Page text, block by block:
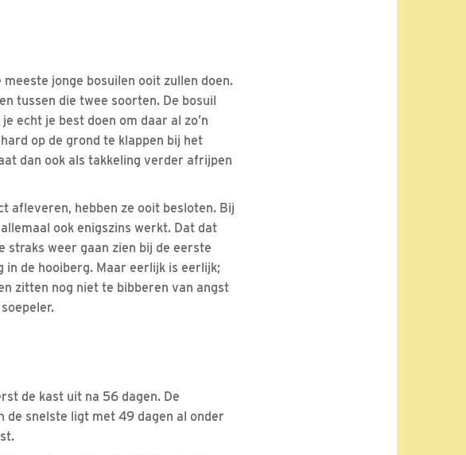
jonge bosuilen ooit zullen doen.
tussen die twee soorten. De bosuil
echt je best doen om daar al zo’n
op de grond te klappen bij het
dan ook als takkeling verder afrijpen
afleveren, hebben ze ooit besloten. Bij
ook enigszins werkt. Dat dat
straks weer gaan zien bij de eerste
in de hooiberg. Maar eerlijk is eerlijk;
zitten nog niet te bibberen van angst
de kast uit na 56 dagen. De
de snelste ligt met 49 dagen al onder